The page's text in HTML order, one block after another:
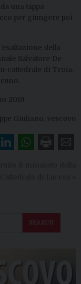
una tappa
per giungere poi
della
Salvatore De
cattedrale di Troia.
2019
Giuliano, vescovo
SEARCH